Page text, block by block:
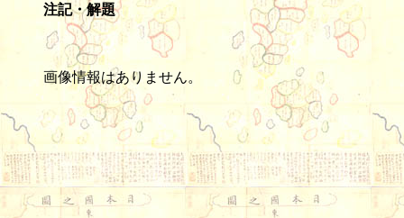
注記・解題
画像情報はありません。